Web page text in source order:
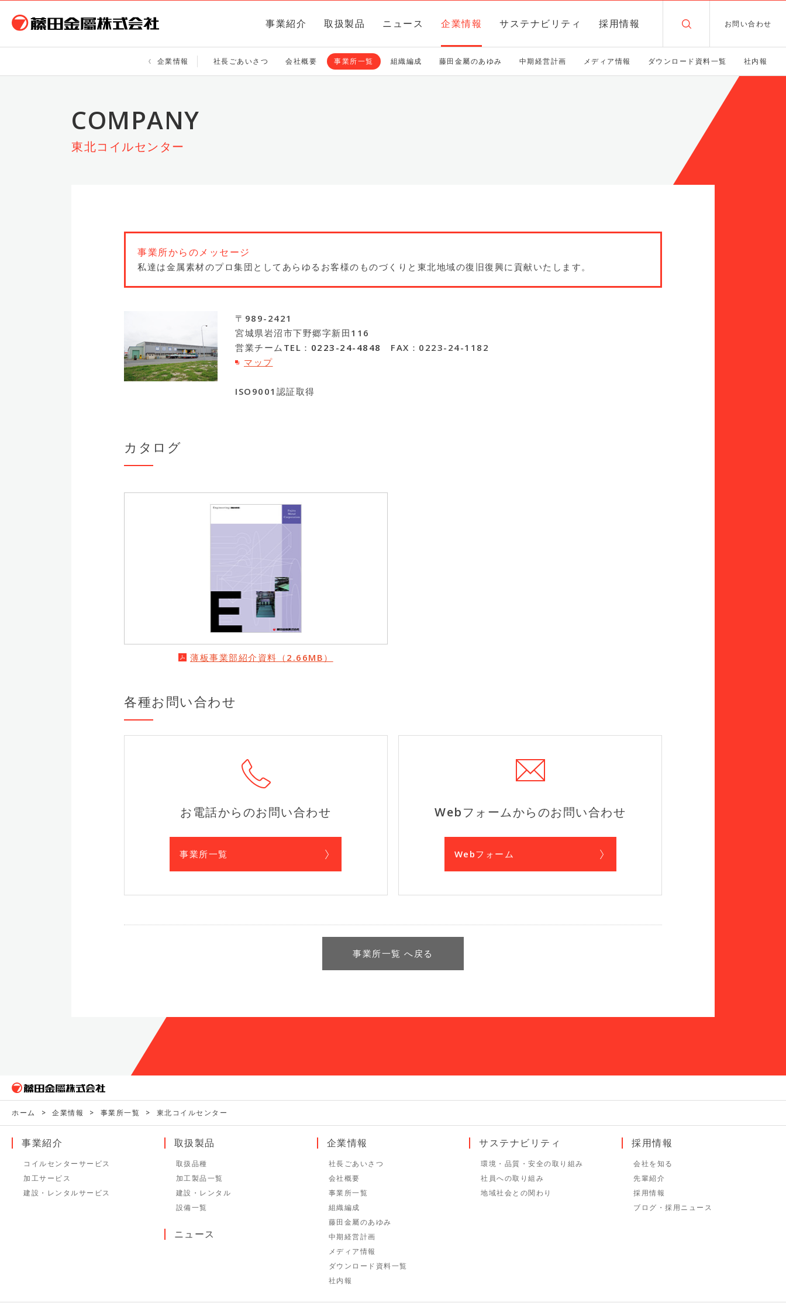
事業紹介 取扱製品 ニュース 企業情報 サステナビリティ 採用情報 お問い合わせ
企業情報 社長ごあいさつ 会社概要 事業所一覧 組織編成 藤田金屬のあゆみ 中期経営計画 メディア情報 ダウンロード資料一覧 社内報
東北コイルセンター
事業所からのメッセージ
私達は金属素材のプロ集団としてあらゆるお客様のものづくりと東北地域の復旧復興に貢献いたします。
〒989-2421
宮城県岩沼市下野郷字新田116
営業チームTEL： 0223-24-4848
FAX：0223-24-1182
マップ
ISO9001認証取得
カタログ
薄板事業部紹介資料（2.66MB）
各種お問い合わせ
お電話からのお問い合わせ
事業所一覧
Webフォームからのお問い合わせ
Webフォーム
事業所一覧 へ戻る
ホーム > 企業情報 > 事業所一覧 > 東北コイルセンター
事業紹介
コイルセンターサービス
加工サービス
建設・レンタルサービス
取扱製品
取扱品種
加工製品一覧
建設・レンタル
設備一覧
ニュース
企業情報
社長ごあいさつ
会社概要
事業所一覧
組織編成
藤田金屬のあゆみ
中期経営計画
メディア情報
ダウンロード資料一覧
社内報
サステナビリティ
環境・品質・安全の取り組み
社員への取り組み
地域社会との関わり
採用情報
会社を知る
先輩紹介
採用情報
ブログ・採用ニュース